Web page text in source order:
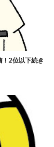
！2位以下続き